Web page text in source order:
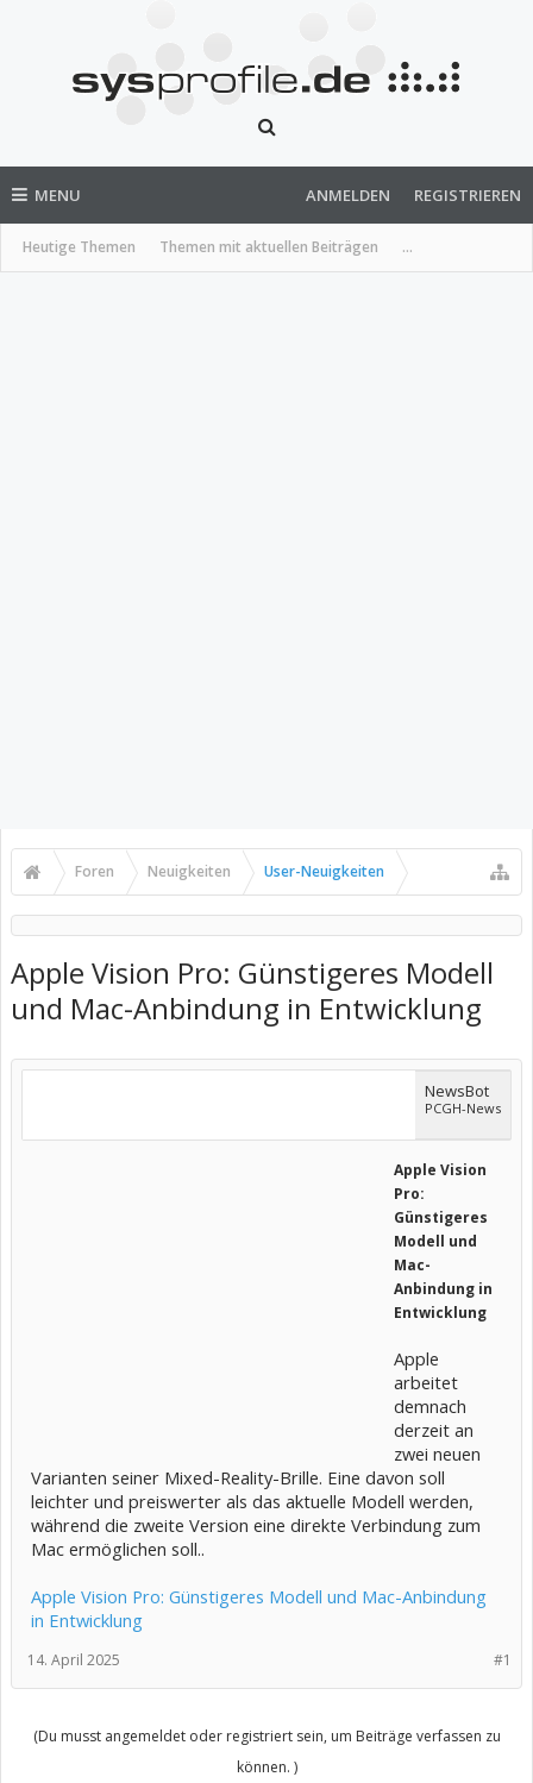
MENU
Heutige Themen Themen mit aktuellen Beiträgen ...
ANMELDEN REGISTRIEREN
Foren Neuigkeiten User-Neuigkeiten
Apple Vision Pro: Günstigeres Modell
und Mac-Anbindung in Entwicklung
NewsBot
PCGH-News
Apple Vision
Pro:
Günstigeres
Modell und
Mac-
Anbindung in
Entwicklung
Apple
arbeitet
demnach
derzeit an
zwei neuen
Varianten seiner Mixed-Reality-Brille. Eine davon soll
leichter und preiswerter als das aktuelle Modell werden,
während die zweite Version eine direkte Verbindung zum
Mac ermöglichen soll..
Apple Vision Pro: Günstigeres Modell und Mac-Anbindung
in Entwicklung
#1
14. April 2025
(Du musst angemeldet oder registriert sein, um Beiträge verfassen zu
können. )